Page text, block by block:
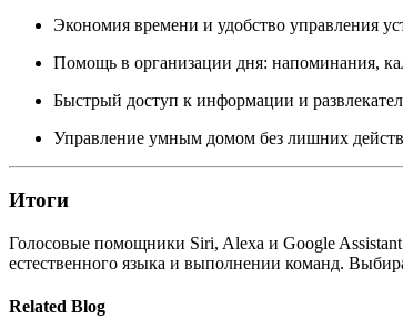
Экономия времени и удобство управления
Помощь в организации дня: напоминания,
Быстрый доступ к информации и
Управление умным домом без лишних
Итоги
Голосовые помощники Siri, Alexa и Google
естественного языка и выполнении команд.
Related Blog